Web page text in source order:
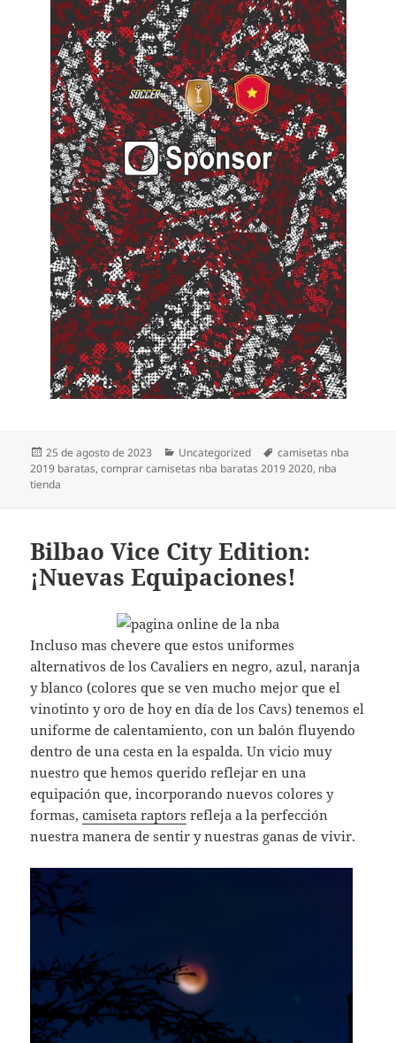
Publicado
el
25 de agosto de 2023 Categorías
Uncategorized Etiquetas
camisetas nba
2019 baratas,comprar camisetas nba baratas 2019 2020, nba
tienda
Bilbao Vice City Edition:
¡Nuevas Equipaciones!
Incluso mas chevere que estos uniformes
alternativos de los Cavaliers en negro, azul, naranja
y blanco (colores que se ven mucho mejor que el
vinotinto y oro de hoy en día de los Cavs) tenemos el
uniforme de calentamiento, con un balón fluyendo
dentro de una cesta en la espalda. Un vicio muy
nuestro que hemos querido reflejar en una
equipación que, incorporando nuevos colores y
formas,camiseta raptors refleja a la perfección
nuestra manera de sentir y nuestras ganas de vivir.